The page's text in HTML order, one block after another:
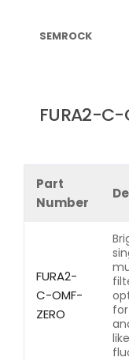
SEMROCK
FURA2-C-
Part
Number
FURA2-
C-OMF-
ZERO
for
like